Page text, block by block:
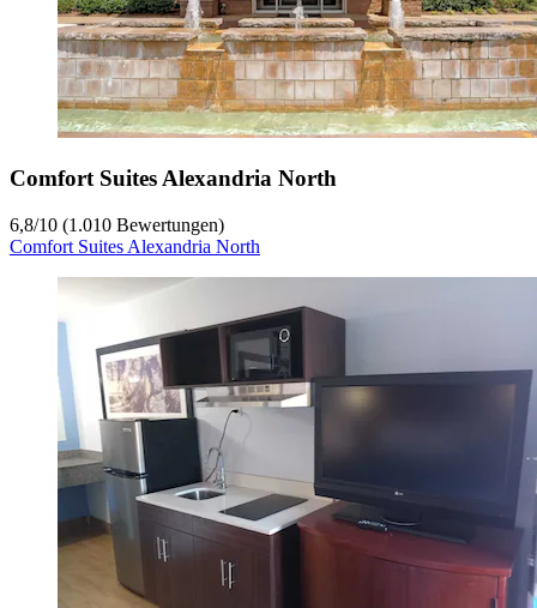
Comfort Suites Alexandria North
6,8/10 (1.010 Bewertungen)
Comfort Suites Alexandria North